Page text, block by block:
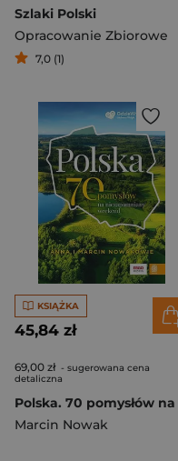
Szlaki Polski
Opracowanie Zbiorowe
7,0 (1)
KSIĄŻKA
45,84 zł
69,00 zł - sugerowana cena
detaliczna
Marcin Nowak